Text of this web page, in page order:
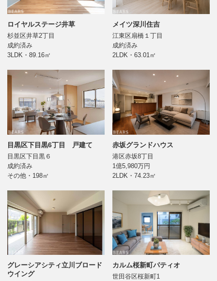
ロイヤルステージ井草
杉並区井草2丁目
成約済み
3LDK・89.16㎡
メイツ深川住吉
江東区扇橋１丁目
成約済み
2LDK・63.01㎡
目黒区下目黒6丁目 戸建て
目黒区下目黒６
成約済み
その他・198㎡
赤坂グランドハウス
港区赤坂8丁目
1億5,980万円
2LDK・74.23㎡
グレーシアシティ立川ブロード
ウイング
カルム桜新町パティオ
世田谷区桜新町1